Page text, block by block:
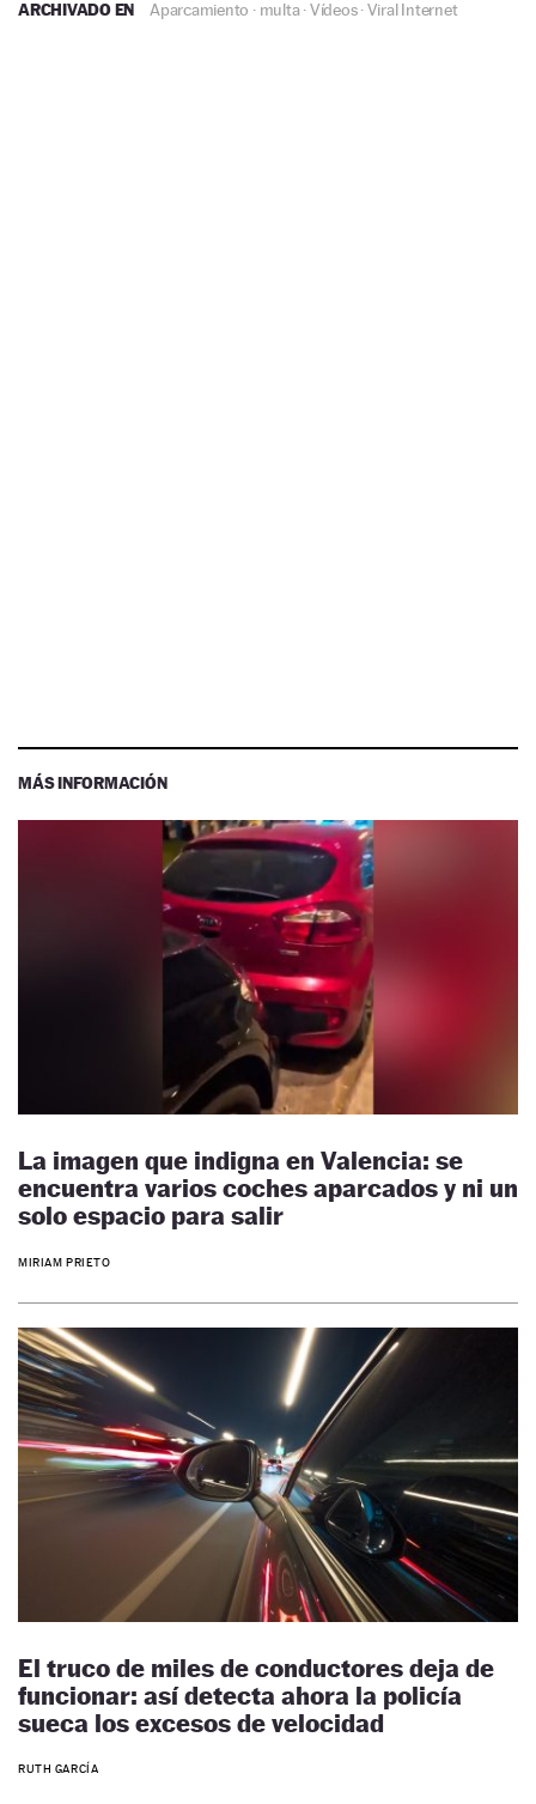
ARCHIVADO EN Aparcamiento · multa·Vídeos·Viral Internet
MÁS INFORMACIÓN
La imagen que indigna en Valencia: se
encuentra varios coches aparcados y ni un
solo espacio para salir
MIRIAM PRIETO
El truco de miles de conductores deja de
funcionar: así detecta ahora la policía
sueca los excesos de velocidad
RUTH GARCÍA